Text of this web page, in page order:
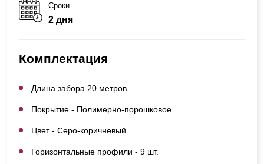
Сроки
2 дня
Комплектация
Длина забора 20 метров
Покрытие - Полимерно-порошковое
Цвет - Серо-коричневый
Горизонтальные профили - 9 шт.